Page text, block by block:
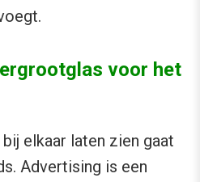
voor het
elkaar laten zien gaat
Advertising is een